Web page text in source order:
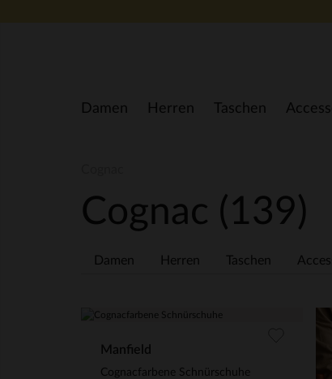
Damen Herren Taschen
Cognac (139)
Damen Herren Taschen
Manfield
Cognacfarbene Schnürschuhe